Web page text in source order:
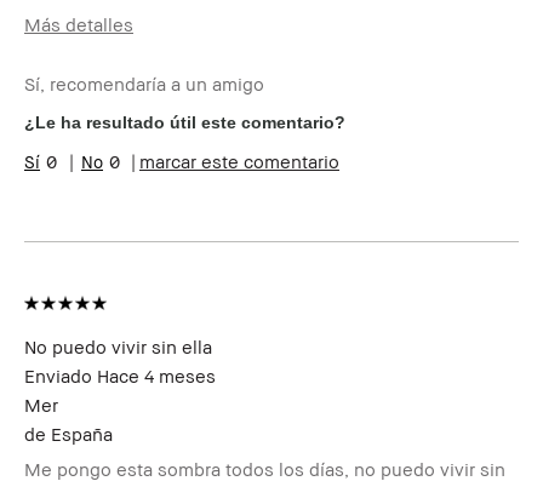
Más detalles
recompensa por esta reseña?
Sí, recomendaría a un amigo
¿Le ha resultado útil este comentario?
0 0 marcar este comentario
No puedo vivir sin ella
Enviado Hace 4 meses
Mer
de España
Me pongo esta sombra todos los días, no puedo vivir sin